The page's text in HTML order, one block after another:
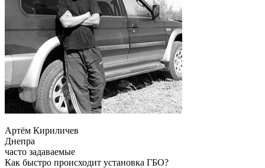
Артём Кириличев
Днепра
часто задаваемые
Как быстро происходит установка ГБО?